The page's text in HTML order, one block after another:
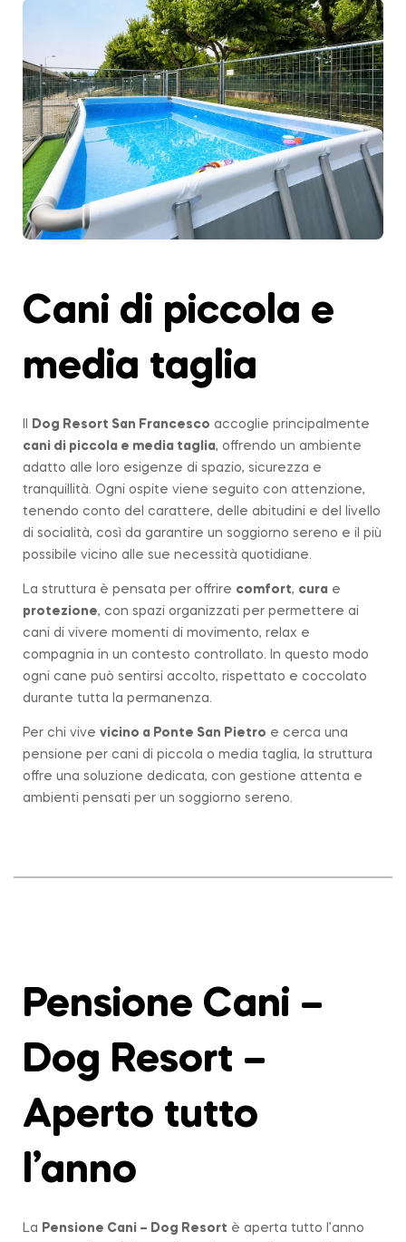
Cani di piccola e
media taglia
Dog Resort San Francesco accoglie principalmente
cani di piccola e media taglia, offrendo un ambiente
adatto alle loro esigenze di spazio, sicurezza e
tranquillità. Ogni ospite viene seguito con attenzione,
tenendo conto del carattere, delle abitudini e del livello
di socialità, così da garantire un soggiorno sereno e il più
possibile vicino alle sue necessità quotidiane.
La struttura è pensata per offrire comfort, cura e
protezione, con spazi organizzati per permettere ai
cani di vivere momenti di movimento, relax e
compagnia in un contesto controllato. In questo modo
ogni cane può sentirsi accolto, rispettato e coccolato
durante tutta la permanenza.
Per chi vive vicino a Ponte San Pietro e cerca una
pensione per cani di piccola o media taglia, la struttura
offre una soluzione dedicata, con gestione attenta e
ambienti pensati per un soggiorno sereno.
Pensione Cani –
Dog Resort –
Aperto tutto
l’anno
La Pensione Cani – Dog Resort è aperta tutto l’anno